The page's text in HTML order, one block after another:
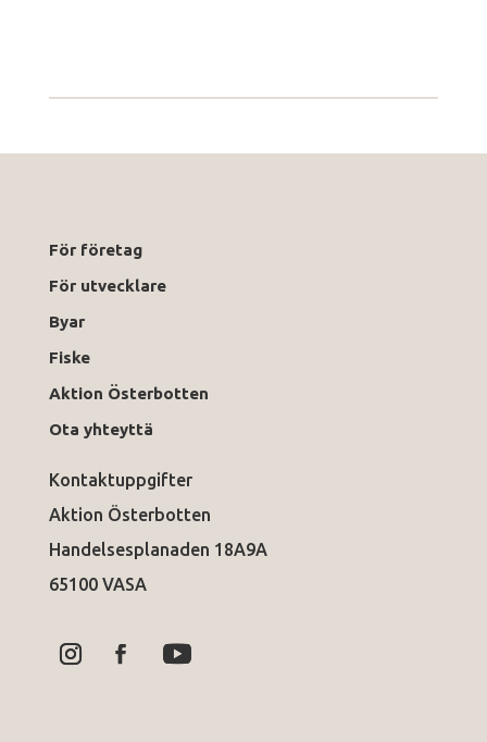
För företag
För utvecklare
Byar
Fiske
Aktion Österbotten
Ota yhteyttä
Kontaktuppgifter
Aktion Österbotten
Handelsesplanaden 18A9A
65100 VASA